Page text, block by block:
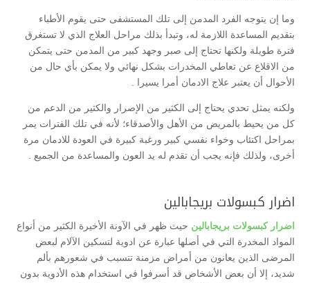
وما إن يتوجه الفرد المدمن إلى تلك المستشفى حتى يقوم الأطباء
بتقديم المساعدة اللازمة له، وتبدأ بذلك مراحل العلاج الذي لا تستغرق
فترة طويلة ولكنها تحتاج إلى صبر وجهد كبير من المدمن حتى يتمكن
من الاقلاع عن تعاطي المخدرات بشكل نهائي ولا يمكن بأي حال من
الأحوال أن يعتبر علاج الادمان أمرا يسيرا .
ولكنه يمثل تحدي يحتاج إلى الكثير من الإصرار والكثير من الدعم من
كل من يحيط بالمريض من الأهل والأصدقاء؛ لأنه في تلك الفترات يمر
بمراحل اكتئاب وخواء نفسي كبير ورغبة كبيرة في العودة للادمان مرة
أخرى، ولذلك فإنه يجب أن تقدم له يد العون والمساعدة من الجميع .
اضرار كبسولات بريجابالين
اضرار كبسولات بريجابالين حيث ظهر في الآونة الأخيرة الكثير من أنواع
المواد المخدرة التي في أصلها عبارة عن ادوية لتسكين الآلام لبعض
المرضى الذين يعانون من أمراض مزمنة تتسبب في شعورهم بألم
شديد، إلا أن بعض الأشخاص قد أسرفوا في استخدام هذه الأدوية بدون